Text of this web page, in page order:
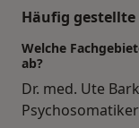
Häufig gestellte
Welche
ab?
Dr. med. Ute